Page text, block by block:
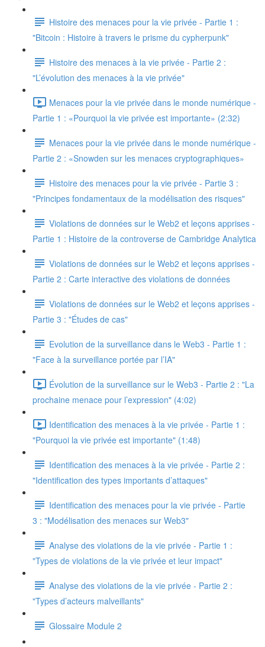
Histoire des menaces pour la vie privée - Partie 1 :
"Bitcoin : Histoire à travers le prisme du cypherpunk"
Histoire des menaces à la vie privée - Partie 2 :
"L’évolution des menaces à la vie privée"
Menaces pour la vie privée dans le monde numérique -
Partie 1 : «Pourquoi la vie privée est importante» (2:32)
Menaces pour la vie privée dans le monde numérique -
Partie 2 : «Snowden sur les menaces cryptographiques»
Histoire des menaces pour la vie privée - Partie 3 :
"Principes fondamentaux de la modélisation des risques"
Violations de données sur le Web2 et leçons apprises -
Partie 1 : Histoire de la controverse de Cambridge Analytica
Violations de données sur le Web2 et leçons apprises -
Partie 2 : Carte interactive des violations de données
Violations de données sur le Web2 et leçons apprises -
Partie 3 : "Études de cas"
Evolution de la surveillance dans le Web3 - Partie 1 :
"Face à la surveillance portée par l’IA"
Évolution de la surveillance sur le Web3 - Partie 2 : "La
prochaine menace pour l’expression" (4:02)
Identification des menaces à la vie privée - Partie 1 :
"Pourquoi la vie privée est importante" (1:48)
Identification des menaces à la vie privée - Partie 2 :
"Identification des types importants d’attaques"
Identification des menaces pour la vie privée - Partie
3 : "Modélisation des menaces sur Web3"
Analyse des violations de la vie privée - Partie 1 :
"Types de violations de la vie privée et leur impact"
Analyse des violations de la vie privée - Partie 2 :
"Types d’acteurs malveillants"
Glossaire Module 2